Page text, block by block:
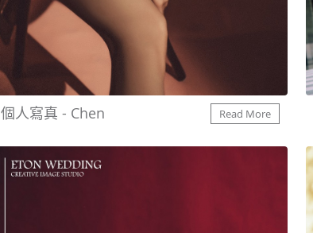
個人寫真 - Chen Read More